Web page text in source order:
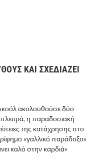
ΚΑΙ ΣΧΕΔΙΑΖΕΙ
ακολουθούσε δύο
πλευρά, η παραδοσιακή
της κατάχρησης στο
«γαλλικό παράδοξο»
καλό στην καρδιά»